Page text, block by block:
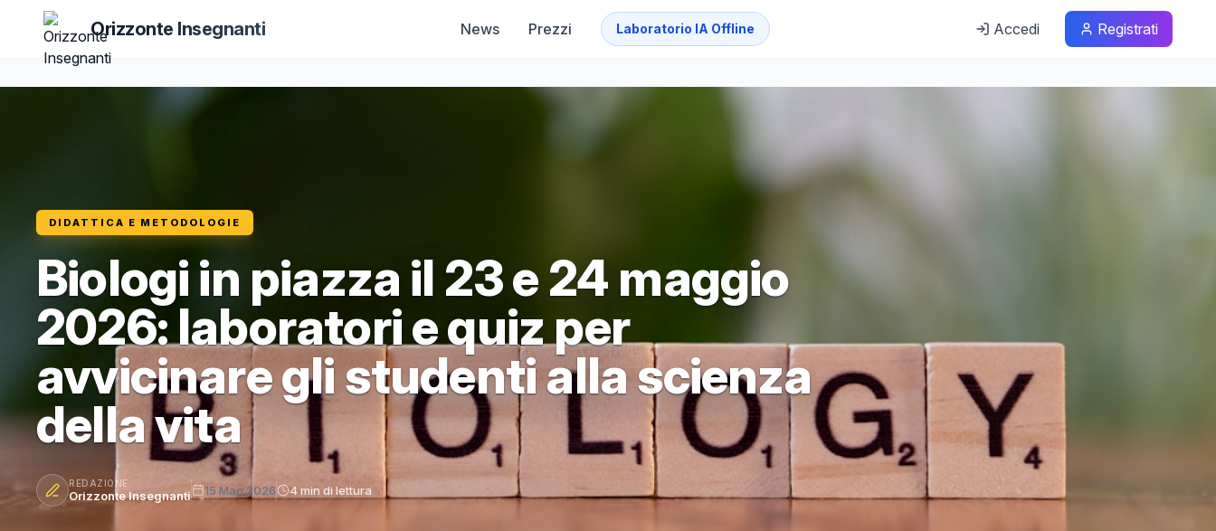
Orizzonte Insegnanti News Prezzi Laboratorio IA Offline Accedi Registrati
DIDATTICA E METODOLOGIE
Biologi in piazza il 23 e 24 maggio
2026: laboratori e quiz per
avvicinare gli studenti alla scienza
della vita
REDAZIONE
Orizzonte Insegnanti 15 Mag 2026 4 min di lettura